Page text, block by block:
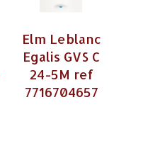
Elm Leblanc
Egalis GVS C
24-5M ref
7716704657